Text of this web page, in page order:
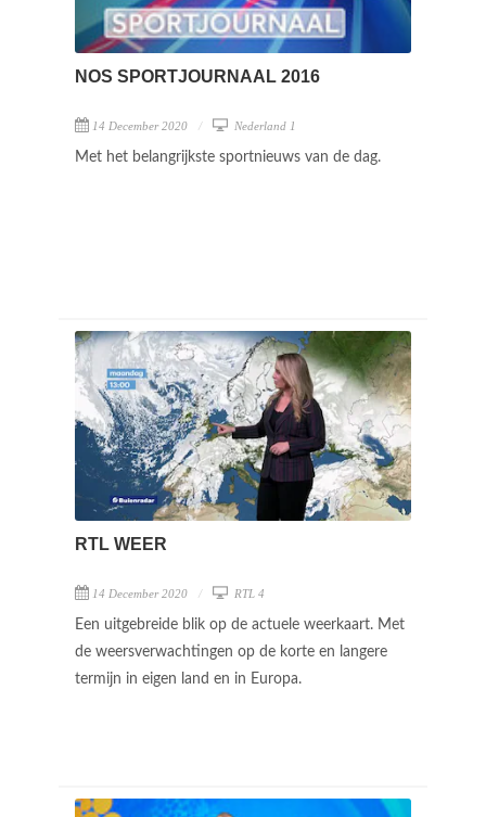
NOS SPORTJOURNAAL 2016
14 December 2020 Nederland 1
Met het belangrijkste sportnieuws van de dag.
RTL WEER
14 December 2020 RTL 4
Een uitgebreide blik op de actuele weerkaart. Met
de weersverwachtingen op de korte en langere
termijn in eigen land en in Europa.